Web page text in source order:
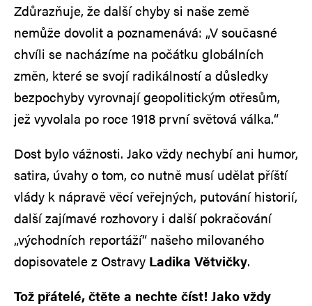
Zdůrazňuje, že další chyby si naše země
nemůže dovolit a poznamenává: „V současné
chvíli se nacházíme na počátku globálních
změn, které se svojí radikálností a důsledky
bezpochyby vyrovnají geopolitickým otřesům,
jež vyvolala po roce 1918 první světová válka.“
Dost bylo vážnosti. Jako vždy nechybí ani humor,
satira, úvahy o tom, co nutně musí udělat příští
vlády k nápravě věcí veřejných, putování historií,
další zajímavé rozhovory i další pokračování
„východních reportáží“ našeho milovaného
dopisovatele z Ostravy Ladika Větvičky.
Tož přátelé, čtěte a nechte číst! Jako vždy